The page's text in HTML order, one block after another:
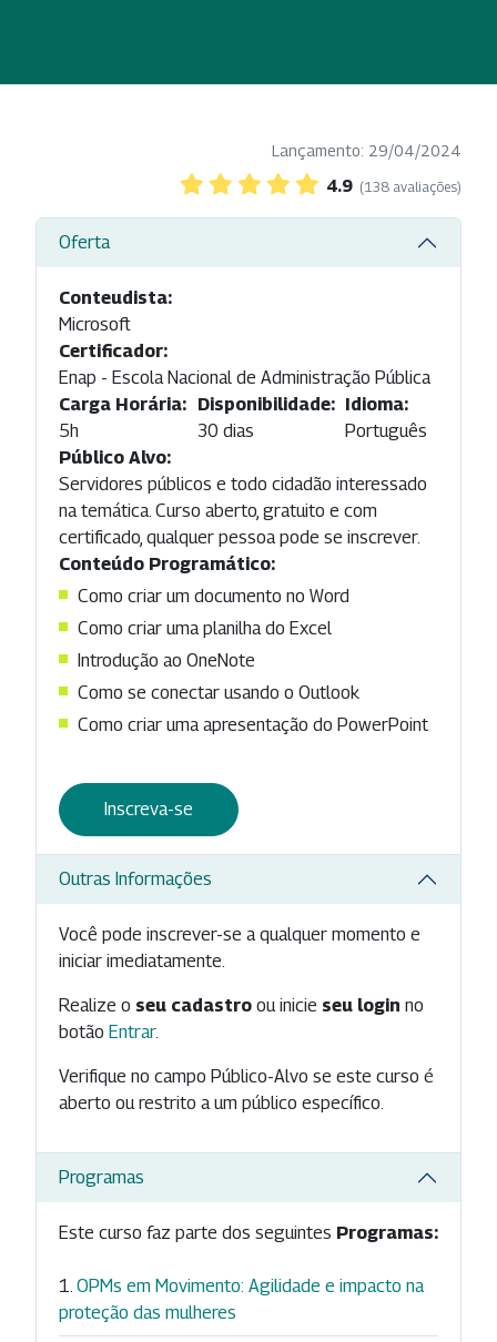
Lançamento: 29/04/2024
4.9 (138 avaliações)
Oferta
Conteudista:
Microsoft
Certificador:
Enap - Escola Nacional de Administração Pública
Carga Horária:
5h
Disponibilidade:
30 dias
Idioma:
Português
Público Alvo:
Servidores públicos e todo cidadão interessado
na temática. Curso aberto, gratuito e com
certificado, qualquer pessoa pode se inscrever.
Conteúdo Programático:
Como criar um documento no Word
Como criar uma planilha do Excel
Introdução ao OneNote
Como se conectar usando o Outlook
Como criar uma apresentação do PowerPoint
Inscreva-se
Outras Informações
Você pode inscrever-se a qualquer momento e
iniciar imediatamente.
Realize o seu cadastro ou inicie seu login no
botão Entrar.
Verifique no campo Público-Alvo se este curso é
aberto ou restrito a um público específico.
Programas
Este curso faz parte dos seguintes Programas:
OPMs em Movimento: Agilidade e impacto na
proteção das mulheres